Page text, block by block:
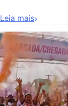
Leia mais